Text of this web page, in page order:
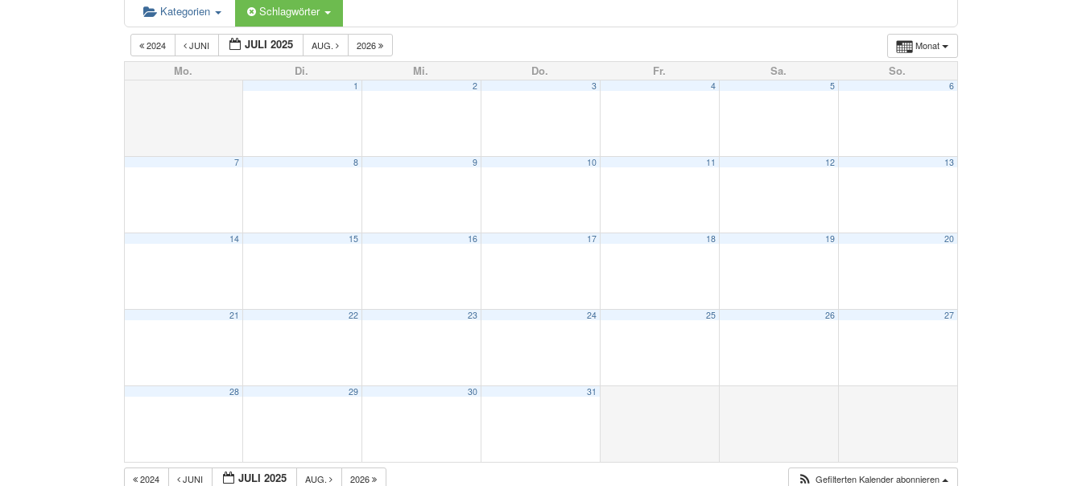
Kategorien Schlagwörter
Monat
2024 JUNI JULI 2025 AUG. 2026
Mo. Di. Mi. Do. Fr. Sa. So.
1 2 3 4 5 6
7 8 9 10 11 12 13
14 15 16 17 18 19 20
21 22 23 24 25 26 27
28 29 30 31
2024 JUNI JULI 2025 AUG. 2026 Gefilterten Kalender abonnieren